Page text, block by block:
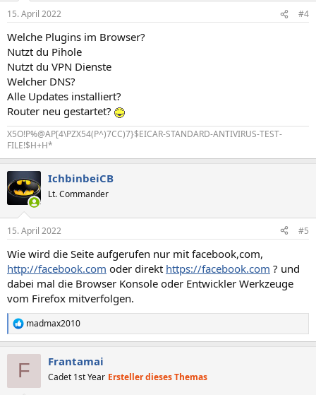
15. April 2022 #4
Welche Plugins im Browser?
Nutzt du Pihole
Nutzt du VPN Dienste
Welcher DNS?
Alle Updates installiert?
Router neu gestartet?
X5O!P%@AP[4\PZX54(P^)7CC)7}$EICAR-STANDARD-ANTIVIRUS-TEST-
FILE!$H+H*
IchbinbeiCB
Lt. Commander
15. April 2022 #5
Wie wird die Seite aufgerufen nur mit facebook,com,
http://facebook.com oder direkt https://facebook.com ? und
dabei mal die Browser Konsole oder Entwickler Werkzeuge
vom Firefox mitverfolgen.
R
e
madmax2010
F Frantamai
Cadet 1st Year Ersteller dieses Themas